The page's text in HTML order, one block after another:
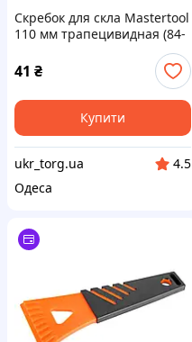
Скребок для скла Mastertool
110 мм трапецивидная (84-
41 ₴
Купити
ukr_torg.ua
4.5
Одеса